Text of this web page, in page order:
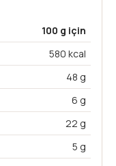
100 g için
580 kcal
48 g
6 g
22 g
5 g